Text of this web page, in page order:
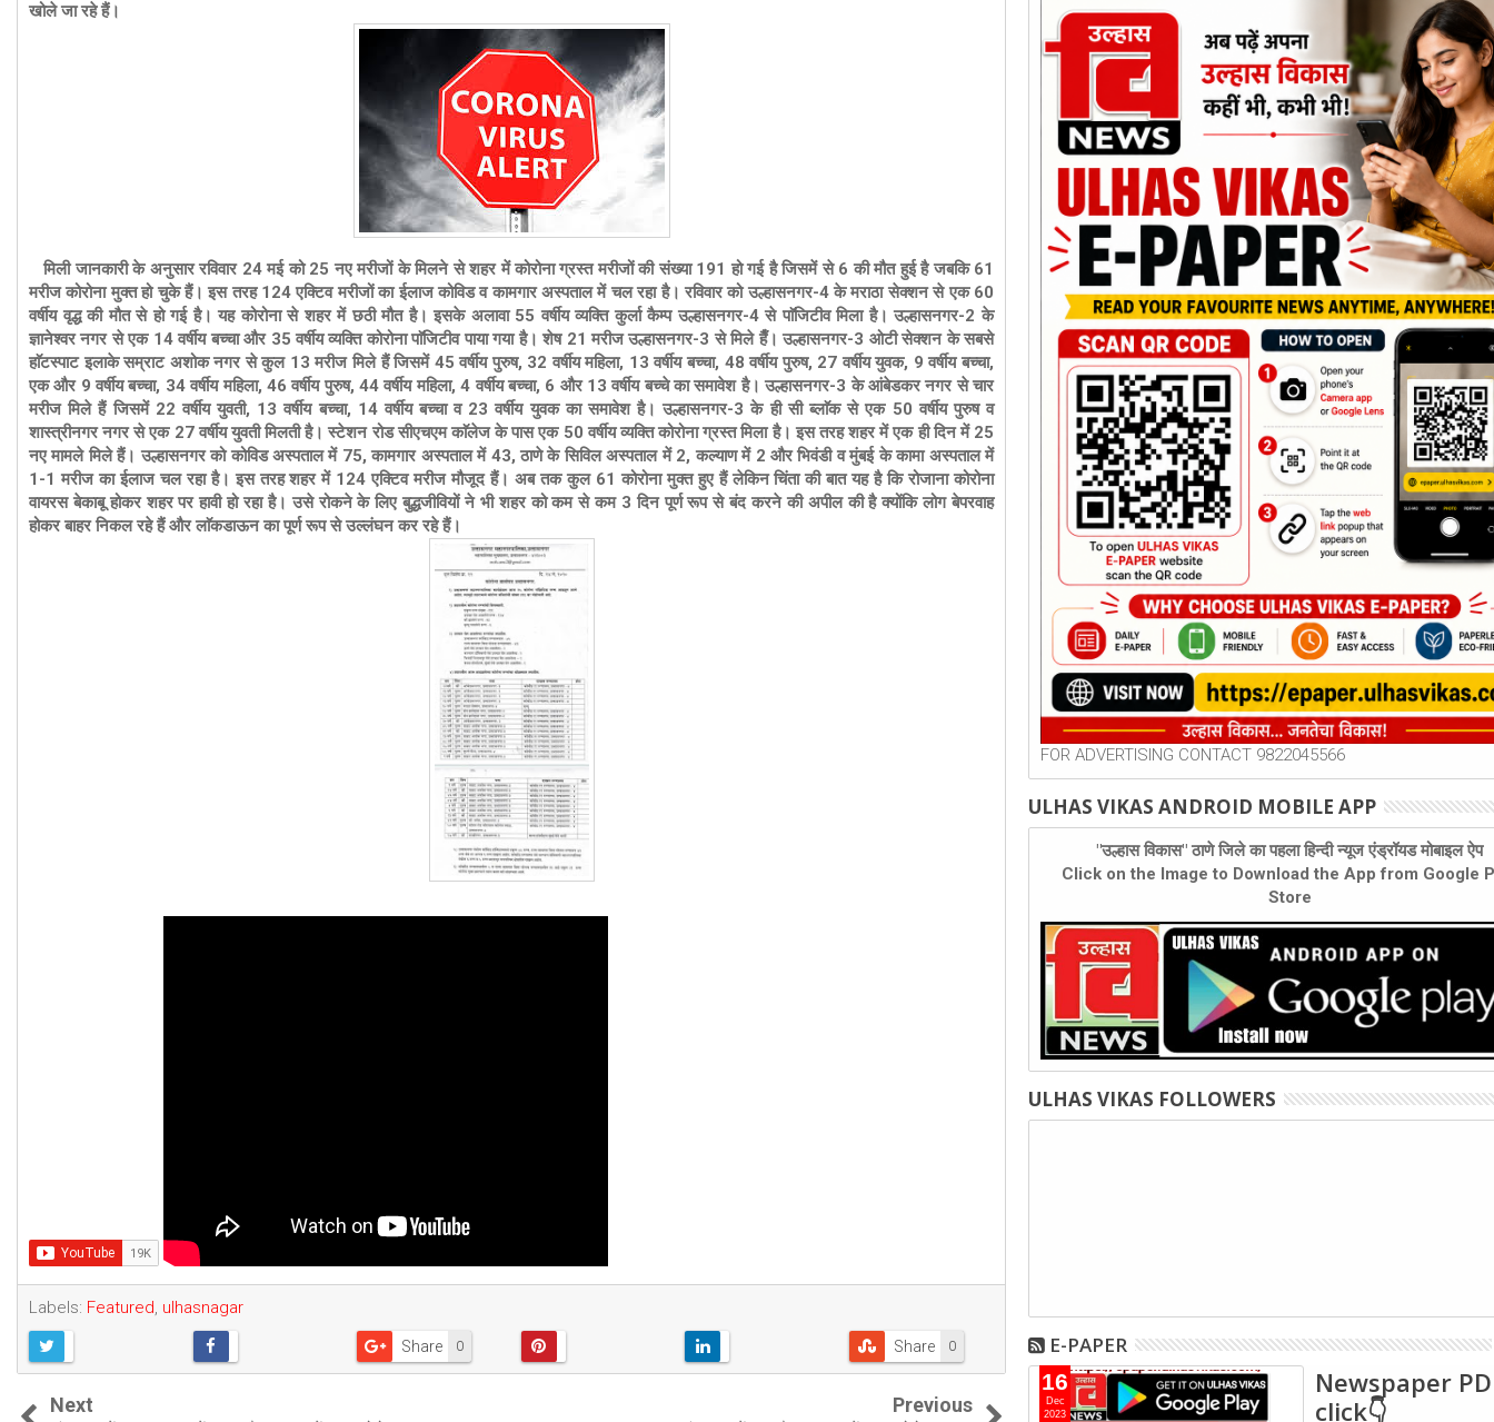
खोले जा रहे हैं।
मिली जानकारी के अनुसार रविवार 24 मई को 25 नए मरीजों के मिलने से शहर में कोरोना ग्रस्त मरीजों की संख्या 191 हो गई है जिसमें से 6 की मौत हुई है जबकि 61
मरीज कोरोना मुक्त हो चुके हैं। इस तरह 124 एक्टिव मरीजों का ईलाज कोविड व कामगार अस्पताल में चल रहा है। रविवार को उल्हासनगर-4 के मराठा सेक्शन से एक 60
वर्षीय वृद्ध की मौत से हो गई है। यह कोरोना से शहर में छठी मौत है। इसके अलावा 55 वर्षीय व्यक्ति कुर्ला कैम्प उल्हासनगर-4 से पाॅजिटीव मिला है। उल्हासनगर-2 के
ज्ञानेश्वर नगर से एक 14 वर्षीय बच्चा और 35 वर्षीय व्यक्ति कोरोना पाॅजिटीव पाया गया है। शेष 21 मरीज उल्हासनगर-3 से मिले हैँ। उल्हासनगर-3 ओटी सेक्शन के सबसे
हाॅटस्पाट इलाके सम्राट अशोक नगर से कुल 13 मरीज मिले हैंजिसमें 45 वर्षीय पुरुष, 32 वर्षीय महिला, 13 वर्षीय बच्चा, 48 वर्षीय पुरुष, 27 वर्षीय युवक, 9 वर्षीय बच्चा,
एक और 9 वर्षीय बच्चा, 34 वर्षीय महिला, 46 वर्षीय पुरुष, 44 वर्षीय महिला, 4 वर्षीय बच्चा, 6 और 13 वर्षीय बच्चे का समावेश है।उल्हासनगर-3 के आंबेडकर नगर से चार
मरीज मिले हैं जिसमें 22 वर्षीय युवती, 13 वर्षीय बच्चा, 14 वर्षीय बच्चा व 23 वर्षीय युवक का समावेश है। उल्हासनगर-3 के ही सी ब्लाॅक से एक 50 वर्षीय पुरुष व
शास्त्रीनगर नगर से एक 27 वर्षीय युवती मिलती है। स्टेशन रोड सीएचएम काॅलेज के पास एक 50 वर्षीय व्यक्ति कोरोना ग्रस्त मिला है। इस तरह शहर में एक ही दिन में 25
नए मामले मिले हैं। उल्हासनगर को कोविड अस्पताल में 75, कामगार अस्पताल में 43, ठाणे के सिविल अस्पताल में 2, कल्याण में 2 और भिवंडी व मुंबई के कामा अस्पताल में
1-1 मरीज का ईलाज चल रहा है। इस तरह शहर में 124 एक्टिव मरीज मौजूद हैं। अब तक कुल 61 कोरोना मुक्त हुए हैं लेकिन चिंता की बात यह है कि रोजाना कोरोना
वायरस बेकाबू होकर शहर पर हावी हो रहा है। उसे रोकने के लिए बुद्धजीवियोंने भी शहर को कम से कम 3 दिन पूर्ण रूप से बंद करने की अपील की है क्योंकि लोग बेपरवाह
होकर बाहर निकल रहे हैं और लाॅकडाऊन का पूर्ण रूप से उल्लंघन कर रहे हैं।
Labels: Featured, ulhasnagar
0
Share 0
Share
Next Previous
FOR ADVERTISING CONTACT 9822045566
ULHAS VIKAS ANDROID MOBILE APP
"उल्हास विकास" ठाणे जिले का पहला हिन्दी न्यूज एंड्रॉयड मोबाइल ऐप
Click on the Image to Download the App from Google
Store
ULHAS VIKAS FOLLOWERS
E-PAPER
16
Dec
2023
Newspaper
click👇